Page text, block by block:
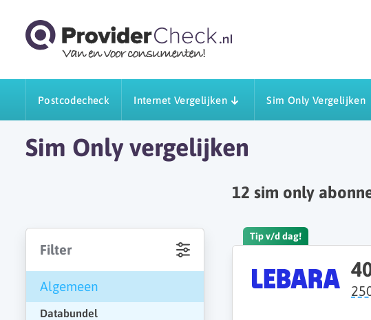
Postcodecheck Internet Vergelijken Sim Only Vergelijken
Sim Only vergelijken
Filter
Algemeen
Databundel
12 sim only
Tip v/d dag!